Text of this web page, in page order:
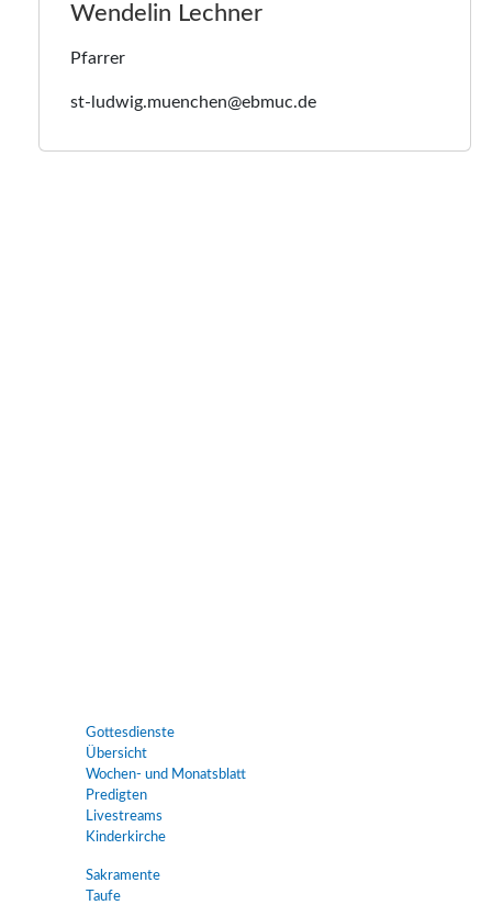
Wendelin Lechner
Pfarrer
st-ludwig.muenchen@ebmuc.de
Gottesdienste
Übersicht
Wochen- und Monatsblatt
Predigten
Livestreams
Kinderkirche
Sakramente
Taufe